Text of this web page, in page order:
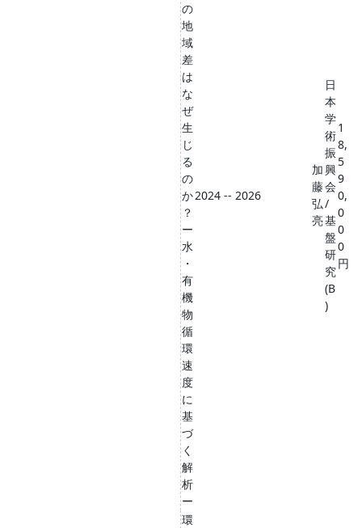
の
地
域
差
は
な
ぜ
生
じ
る
の
か
？
ー
水
・
有
機
物
循
環
速
度
に
基
づ
く
解
析
ー
2024 -- 2026
加
藤
弘
亮
日
本
学
術
振
興
会
/
基
盤
研
究
(B
)
1
8,
5
9
0,
0
0
0
円
環